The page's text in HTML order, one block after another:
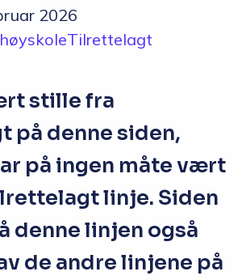
2026
Tilrettelagt
stille fra
på denne siden,
på ingen måte vært
linje. Siden
denne linjen også
de andre linjene på